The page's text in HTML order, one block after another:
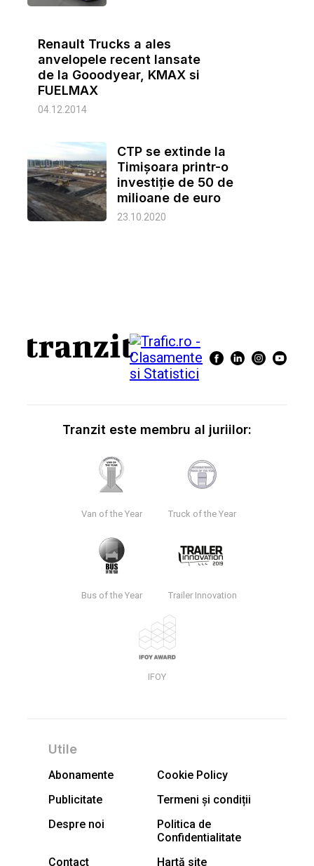
Renault Trucks a ales
anvelopele recent lansate
de la Gooodyear, KMAX si
FUELMAX
04.12.2014
CTP se extinde la
Timișoara printr-o
investiție de 50 de
milioane de euro
23.10.2020
Tranzit este membru al juriilor:
Van of the Year Truck of the Year
Bus of the Year Trailer Innovation
IFOY
Utile
Abonamente
Cookie Policy
Publicitate
Termeni și condiții
Despre noi
Politica de
Confidentialitate
Contact
Hartă site